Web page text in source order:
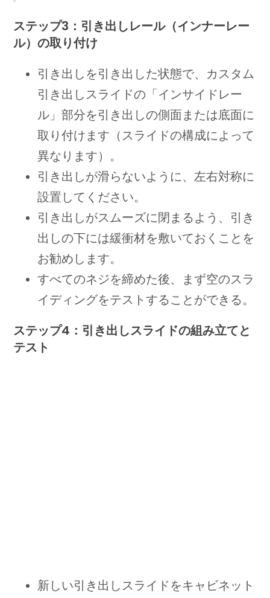
ステップ3：引き出しレール（インナーレー
ル）の取り付け
引き出しを引き出した状態で、カスタム
引き出しスライドの「インサイドレー
ル」部分を引き出しの側面または底面に
取り付けます（スライドの構成によって
異なります）。
引き出しが滑らないように、左右対称に
設置してください。
引き出しがスムーズに閉まるよう、引き
出しの下には緩衝材を敷いておくことを
お勧めします。
すべてのネジを締めた後、まず空のスラ
イディングをテストすることができる。
ステップ4：引き出しスライドの組み立てと
テスト
新しい引き出しスライドをキャビネット